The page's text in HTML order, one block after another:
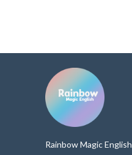
Rainbow Magic English